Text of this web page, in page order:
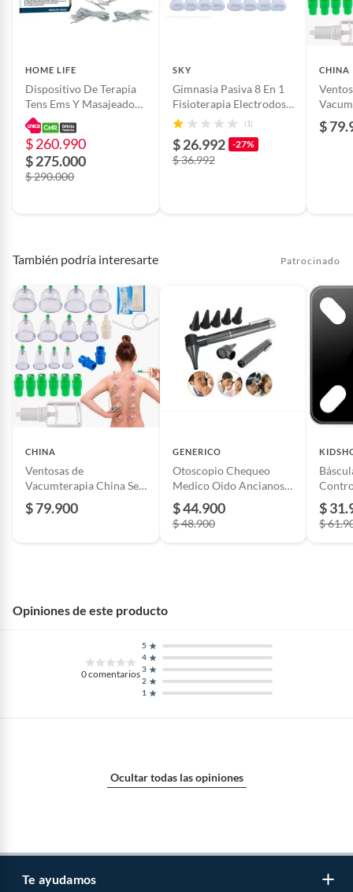
Medida/volumen 15
Peso del producto 0.053
Cantidad de paquetes
Restricciones de uso ninguno
HOME LIFE
Dispositivo De Terapia
Tens Ems Y Masajeador
3 En 1 Homelife
HM14000 JPD-ES230
FISIOLIFE
$ 260.990
$ 275.000
$ 290.000
SKY
Gimnasia Pasiva 8 En 1
Fisioterapia Electrodos
Masajeador
(1)
$ 26.992 -27%
$ 36.992
CHINA
X12
$
También podría interesarte Patrocinado
CHINA
Ventosas de
Vacumterapia China Set
X12
$ 79.900
GENERICO
Otoscopio Chequeo
Medico Oido Ancianos
Adultos Ancianos Nños
$ 44.900
$ 48.900
$
$
Opiniones de este producto
0comentarios
1
2
3
4
5
Ocultar todas las opiniones
Te ayudamos